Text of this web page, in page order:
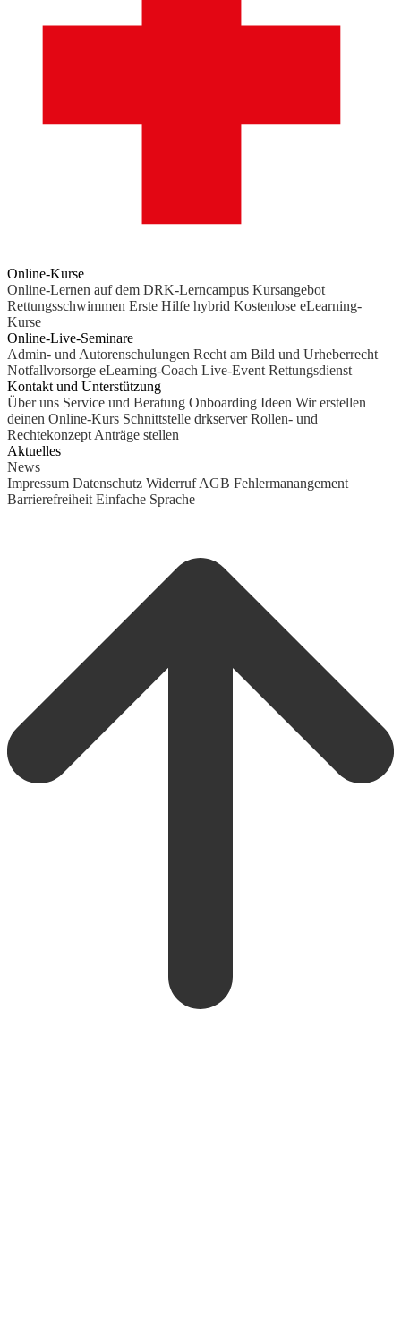
Online-Kurse
Online-Lernen auf dem DRK-Lerncampus Kursangebot
Rettungsschwimmen Erste Hilfe hybrid Kostenlose eLearning-
Kurse
Online-Live-Seminare
Admin- und Autorenschulungen Recht am Bild und Urheberrecht
Notfallvorsorge eLearning-Coach Live-Event Rettungsdienst
Kontakt und Unterstützung
Über uns Service und Beratung Onboarding Ideen Wir erstellen
deinen Online-Kurs Schnittstelle drkserver Rollen- und
Rechtekonzept Anträge stellen
Aktuelles
News
Impressum Datenschutz Widerruf AGB Fehlermanangement
Barrierefreiheit Einfache Sprache